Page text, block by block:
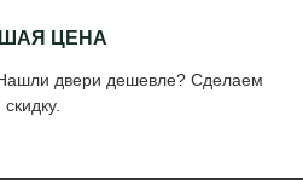
ЦЕНА
двери дешевле? Сделаем
скидку.